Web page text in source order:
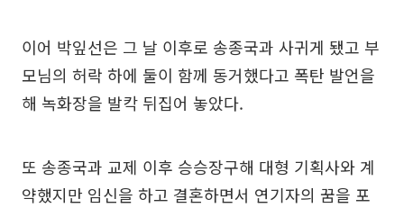
이어 박잎선은 그 날 이후로 송종국과 사귀게 됐고 부
모님의 허락 하에 둘이 함께 동거했다고 폭탄 발언을
해 녹화장을 발칵 뒤집어 놓았다.
또 송종국과 교제 이후 승승장구해 대형 기획사와 계
약했지만 임신을 하고 결혼하면서 연기자의 꿈을 포